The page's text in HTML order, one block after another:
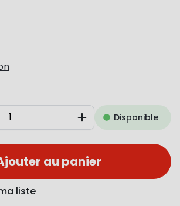
AugmenterDisponible
au panier
liste